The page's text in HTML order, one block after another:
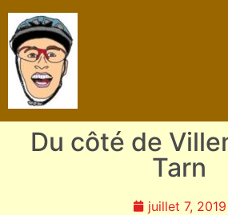
Du côté de
Tarn
juillet 7, 2019